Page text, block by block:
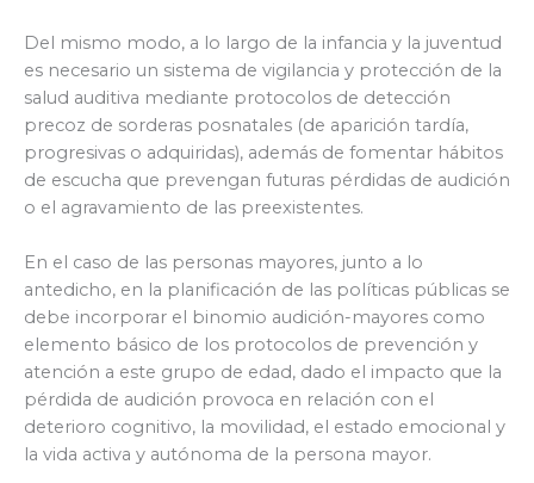
Del mismo modo, a lo largo de la infancia y la juventud
es necesario un sistema de vigilancia y protección de la
salud auditiva mediante protocolos de detección
precoz de sorderas posnatales (de aparición tardía,
progresivas o adquiridas), además de fomentar hábitos
de escucha que prevengan futuras pérdidas de audición
o el agravamiento de las preexistentes.
En el caso de las personas mayores, junto a lo
antedicho, en la planificación de las políticas públicas se
debe incorporar el binomio audición-mayores como
elemento básico de los protocolos de prevención y
atención a este grupo de edad, dado el impacto que la
pérdida de audición provoca en relación con el
deterioro cognitivo, la movilidad, el estado emocional y
la vida activa y autónoma de la persona mayor.